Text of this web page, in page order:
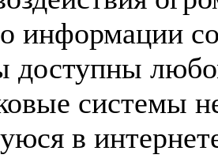
информации
доступны
системы
в